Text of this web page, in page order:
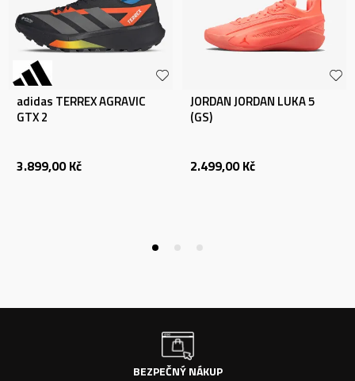
adidas TERREX AGRAVIC
GTX 2
3.899,00 Kč
JORDAN JORDAN LUKA 5
(GS)
2.499,00 Kč
BEZPEČNÝ NÁKUP